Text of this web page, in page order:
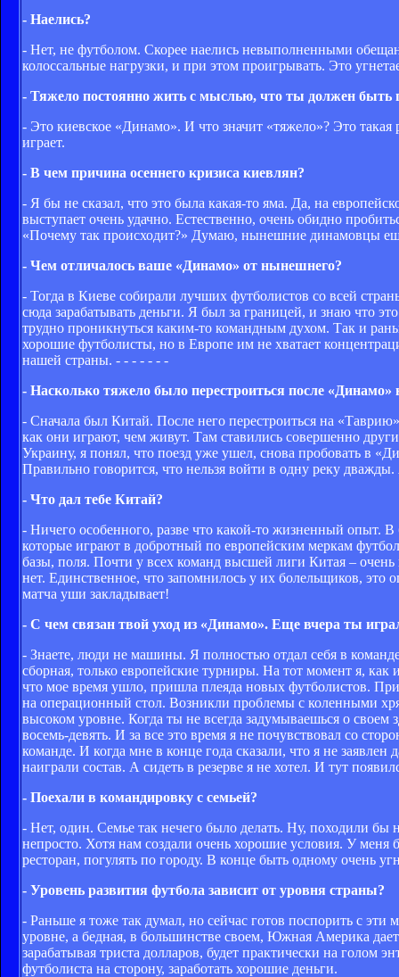
- Наелись?
- Нет, не футболом. Скорее наелись невыполненными
колоссальные нагрузки, и при этом проигрывать. Это
- Тяжело постоянно жить с мыслью, что ты должен быть
- Это киевское «Динамо». И что значит «тяжело»? Это
играет.
- В чем причина осеннего кризиса киевлян?
- Я бы не сказал, что это была какая-то яма. Да, на
выступает очень удачно. Естественно, очень обидно
«Почему так происходит?» Думаю, нынешние динамовцы
- Чем отличалось ваше «Динамо» от нынешнего?
- Тогда в Киеве собирали лучших футболистов со всей
сюда зарабатывать деньги. Я был за границей, и знаю что
трудно проникнуться каким-то командным духом. Так и
хорошие футболисты, но в Европе им не хватает
нашей страны. - - - - - - -
- Насколько тяжело было перестроиться после
- Сначала был Китай. После него перестроиться на
как они играют, чем живут. Там ставились совершенно
Украину, я понял, что поезд уже ушел, снова пробовать в
Правильно говорится, что нельзя войти в одну реку
- Что дал тебе Китай?
- Ничего особенного, разве что какой-то жизненный опыт.
которые играют в добротный по европейским меркам
базы, поля. Почти у всех команд высшей лиги Китая – очень
нет. Единственное, что запомнилось у их болельщиков,
матча уши закладывает!
- С чем связан твой уход из «Динамо». Еще вчера ты
- Знаете, люди не машины. Я полностью отдал себя в
сборная, только европейские турниры. На тот момент я,
что мое время ушло, пришла плеяда новых футболистов.
на операционный стол. Возникли проблемы с коленными
высоком уровне. Когда ты не всегда задумываешься о
восемь-девять. И за все это время я не почувствовал со
команде. И когда мне в конце года сказали, что я не
наиграли состав. А сидеть в резерве я не хотел. И тут
- Поехали в командировку с семьей?
- Нет, один. Семье так нечего было делать. Ну, походили бы
непросто. Хотя нам создали очень хорошие условия. У меня
ресторан, погулять по городу. В конце быть одному очень
- Уровень развития футбола зависит от уровня страны?
- Раньше я тоже так думал, но сейчас готов поспорить с
уровне, а бедная, в большинстве своем, Южная Америка
зарабатывая триста долларов, будет практически на голом
футболиста на сторону, заработать хорошие деньги.